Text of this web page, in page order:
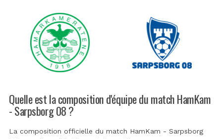
Quelle est la composition d'équipe du match HamKam
- Sarpsborg 08 ?
La composition officielle du match HamKam - Sarpsborg